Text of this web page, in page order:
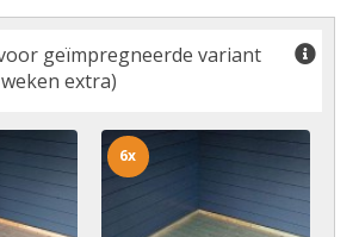
geïmpregneerde variant
extra)
6x